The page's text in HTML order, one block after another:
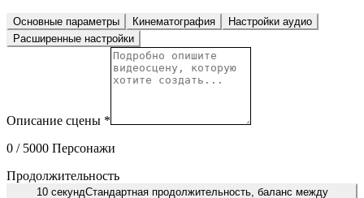
Основные параметры Кинематография
Настройки аудио
Расширенные настройки
Описание сцены *
0 / 5000 Персонажи
Продолжительность
10 секундСтандартная продолжительность, баланс между